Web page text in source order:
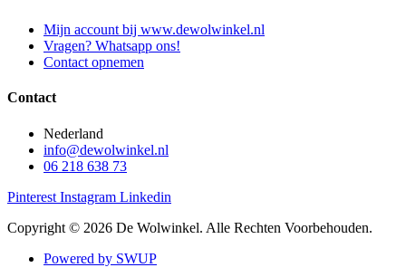
Mijn account bij www.dewolwinkel.nl
Vragen? Whatsapp ons!
Contact opnemen
Contact
Nederland
info@dewolwinkel.nl
06 218 638 73
Pinterest Instagram Linkedin
Copyright © 2026 De Wolwinkel. Alle Rechten Voorbehouden.
Powered by SWUP